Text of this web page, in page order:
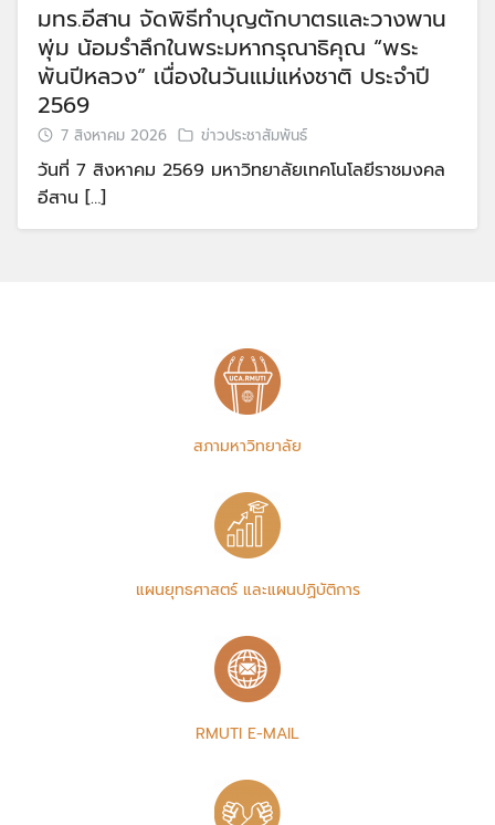
มทร.อีสาน จัดพิธีทำบุญตักบาตรและวางพาน
พุ่ม น้อมรำลึกในพระมหากรุณาธิคุณ “พระ
พันปีหลวง” เนื่องในวันแม่แห่งชาติ ประจำปี
2569
7 สิงหาคม 2026 ข่าวประชาสัมพันธ์
วันที่ 7 สิงหาคม 2569 มหาวิทยาลัยเทคโนโลยีราชมงคล
อีสาน […]
สภามหาวิทยาลัย
แผนยุทธศาสตร์ และแผนปฏิบัติการ
RMUTI E-MAIL